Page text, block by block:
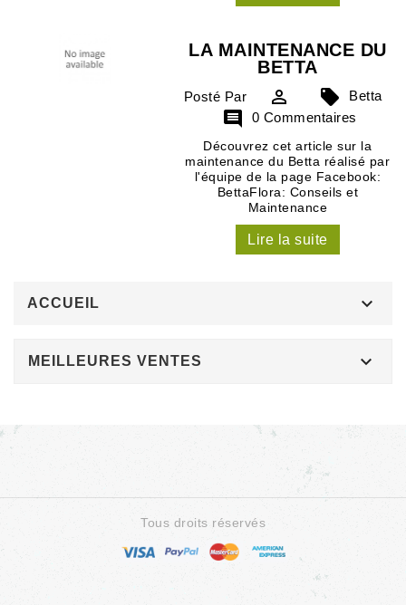
LA MAINTENANCE DU
BETTA
Posté Par   Betta
 0 Commentaires
Découvrez cet article sur la
maintenance du Betta réalisé par
l'équipe de la page Facebook:
BettaFlora: Conseils et
Maintenance
Lire la suite
ACCUEIL 
MEILLEURES VENTES 
Tous droits réservés